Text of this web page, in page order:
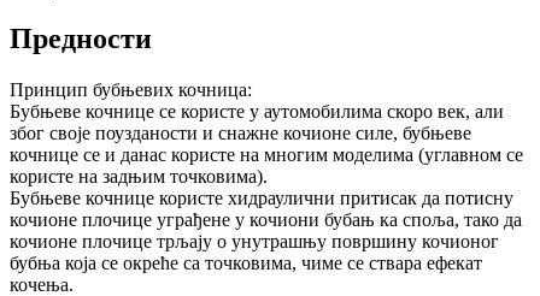
Предности
Принцип бубњевих кочница:
Бубњеве кочнице се користе у аутомобилима скоро век, али
због своје поузданости и снажне кочионе силе, бубњеве
кочнице се и данас користе на многим моделима (углавном се
користе на задњим точковима).
Бубњеве кочнице користе хидраулични притисак да потисну
кочионе плочице уграђене у кочиони бубањ ка споља, тако да
кочионе плочице трљају о унутрашњу површину кочионог
бубња која се окреће са точковима, чиме се ствара ефекат
кочења.